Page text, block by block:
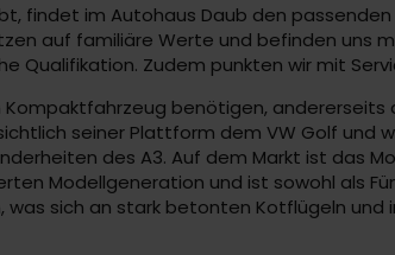
findet im Autohaus Daub den
auf familiäre Werte und befinden uns
Qualifikation. Zudem punkten wir mit
Kompaktfahrzeug benötigen,
seiner Plattform dem VW Golf
des A3. Auf dem Markt ist das
Modellgeneration und ist sowohl als
was sich an stark betonten Kotflügeln